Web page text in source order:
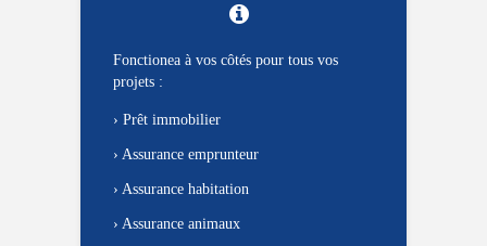
Fonctionea à vos côtés pour tous vos
projets :
› Prêt immobilier
› Assurance emprunteur
› Assurance habitation
› Assurance animaux